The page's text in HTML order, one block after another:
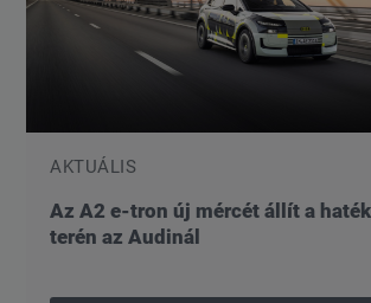
AKTUÁLIS
Az A2 e-tron új mércét állít a
terén az Audinál